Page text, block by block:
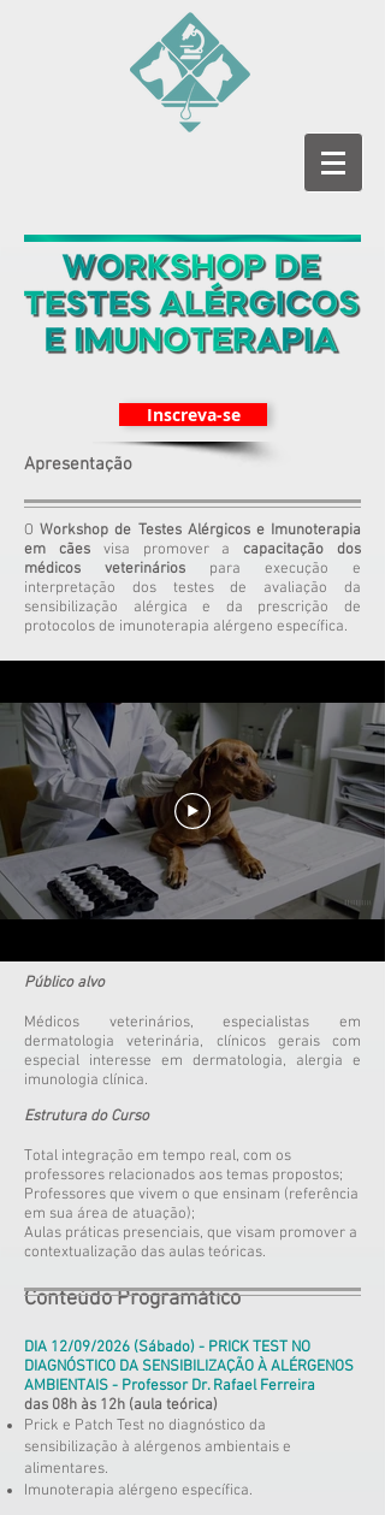
Inscreva-se
Apresentação
OWorkshop de Testes Alérgicos e Imunoterapia
em cãesvisa promover acapacitação dos
médicos veterinários para execução e
interpretação dos testes de avaliação da
sensibilização alérgica e da prescrição de
protocolos de imunoterapia alérgeno específica.
Público alvo
Médicos veterinários, especialistas em
dermatologia veterinária, clínicos gerais com
especial interesse em dermatologia, alergia e
imunologia clínica.
Estrutura do Curso
Total integração em tempo real, com os
professores relacionados aos temas propostos;
Professores que vivem o que ensinam (referência
em sua área de atuação);
Aulas práticas presenciais, que visam promover a
contextualização das aulas teóricas.
Conteúdo Programático
DIA 12/09/2026 (Sábado) - PRICK TEST NO
DIAGNÓSTICO DA SENSIBILIZAÇÃO À ALÉRGENOS
AMBIENTAIS - Professor Dr. Rafael Ferreira
das 08h às 12h (aula teórica)
Prick e Patch Test no diagnóstico da
sensibilização à alérgenos ambientais e
alimentares.
Imunoterapia alérgeno específica.